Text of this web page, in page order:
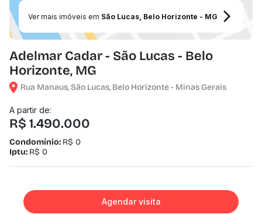
Ver mais imóveis em São Lucas, Belo Horizonte - MG
Adelmar Cadar - São Lucas - Belo
Horizonte, MG
Rua Manaus, São Lucas, Belo Horizonte - Minas Gerais
A partir de:
R$ 1.490.000
Condomínio: R$ 0
Iptu: R$ 0
Agendar visita